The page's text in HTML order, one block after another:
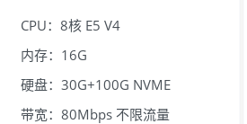
CPU：8核 E5 V4
内存：16G
硬盘：30G+100G NVME
带宽：80Mbps 不限流量